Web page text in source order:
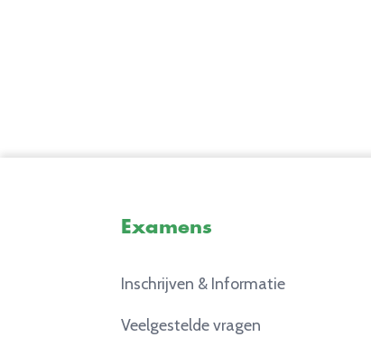
Examens
Inschrijven & Informatie
Veelgestelde vragen